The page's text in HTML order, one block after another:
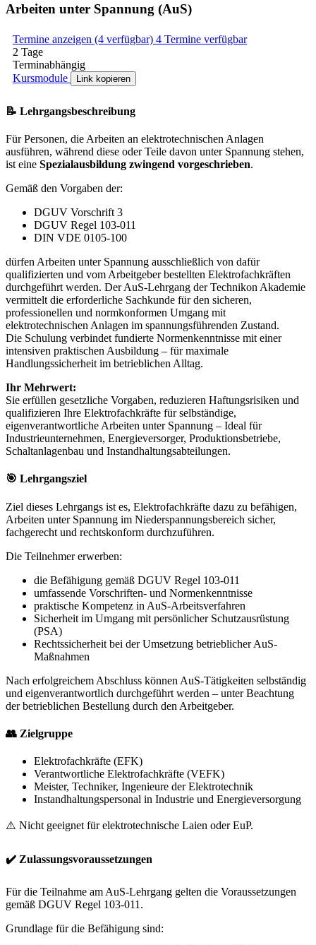
Arbeiten unter Spannung (AuS)
Termine anzeigen (4 verfügbar) 4 Termine verfügbar
2 Tage
Terminabhängig
Kursmodule
Link kopieren
📝 Lehrgangsbeschreibung
Für Personen, die Arbeiten an elektrotechnischen Anlagen
ausführen, während diese oder Teile davon unter Spannung stehen,
ist eine Spezialausbildung zwingend vorgeschrieben.
Gemäß den Vorgaben der:
DGUV Vorschrift 3
DGUV Regel 103-011
DIN VDE 0105-100
dürfen Arbeiten unter Spannung ausschließlich von dafür
qualifizierten und vom Arbeitgeber bestellten Elektrofachkräften
durchgeführt werden. Der AuS-Lehrgang der Technikon Akademie
vermittelt die erforderliche Sachkunde für den sicheren,
professionellen und normkonformen Umgang mit
elektrotechnischen Anlagen im spannungsführenden Zustand.
Die Schulung verbindet fundierte Normenkenntnisse mit einer
intensiven praktischen Ausbildung – für maximale
Handlungssicherheit im betrieblichen Alltag.
Ihr Mehrwert:
Sie erfüllen gesetzliche Vorgaben, reduzieren Haftungsrisiken und
qualifizieren Ihre Elektrofachkräfte für selbständige,
eigenverantwortliche Arbeiten unter Spannung – Ideal für
Industrieunternehmen, Energieversorger, Produktionsbetriebe,
Schaltanlagenbau und Instandhaltungsabteilungen.
🎯 Lehrgangsziel
Ziel dieses Lehrgangs ist es, Elektrofachkräfte dazu zu befähigen,
Arbeiten unter Spannung im Niederspannungsbereich sicher,
fachgerecht und rechtskonform durchzuführen.
Die Teilnehmer erwerben:
die Befähigung gemäß DGUV Regel 103-011
umfassende Vorschriften- und Normenkenntnisse
praktische Kompetenz in AuS-Arbeitsverfahren
Sicherheit im Umgang mit persönlicher Schutzausrüstung
(PSA)
Rechtssicherheit bei der Umsetzung betrieblicher AuS-
Maßnahmen
Nach erfolgreichem Abschluss können AuS-Tätigkeiten selbständig
und eigenverantwortlich durchgeführt werden – unter Beachtung
der betrieblichen Bestellung durch den Arbeitgeber.
👥 Zielgruppe
Elektrofachkräfte (EFK)
Verantwortliche Elektrofachkräfte (VEFK)
Meister, Techniker, Ingenieure der Elektrotechnik
Instandhaltungspersonal in Industrie und Energieversorgung
⚠️ Nicht geeignet für elektrotechnische Laien oder EuP.
✔️ Zulassungsvoraussetzungen
Für die Teilnahme am AuS-Lehrgang gelten die Voraussetzungen
gemäß DGUV Regel 103-011.
Grundlage für die Befähigung sind: